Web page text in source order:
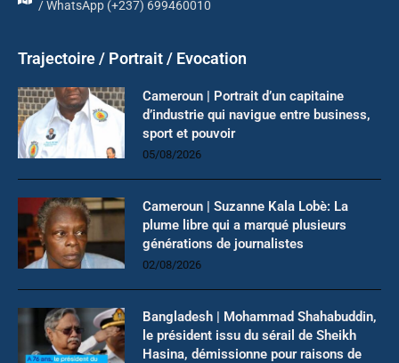
/ WhatsApp (+237) 699460010
Trajectoire / Portrait / Evocation
Cameroun | Portrait d’un capitaine
d’industrie qui navigue entre business,
sport et pouvoir
05/08/2026
Cameroun | Suzanne Kala Lobè: La
plume libre qui a marqué plusieurs
générations de journalistes
02/08/2026
Bangladesh | Mohammad Shahabuddin,
le président issu du sérail de Sheikh
Hasina, démissionne pour raisons de